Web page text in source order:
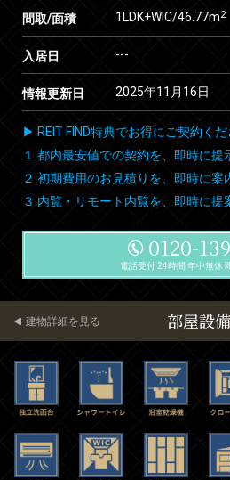
間取/面積 1LDK+WIC/46.77m2
入居日 ---
情報更新日 2025年11月16日
▶ REIT FIND特典でお得にご契約くだ
１.都内最安値での契約を、即時に提
２.初期費用のお見積りを、即時に案
３.内覧・リモート内覧を、即時に提
0120-
電話受付 24時間 年中無休
部屋設備
建物詳細を見る